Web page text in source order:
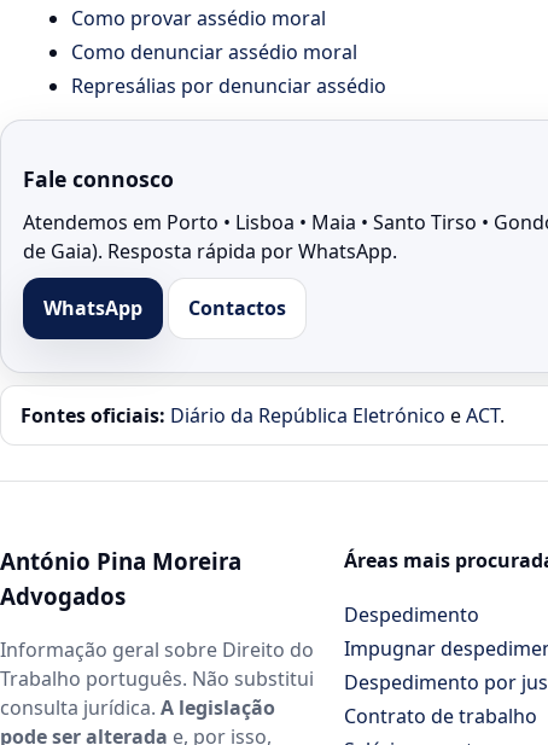
Como provar assédio moral
Como denunciar assédio moral
Represálias por denunciar assédio
Fale connosco
Atendemos em Porto • Lisboa • Maia • Santo Tirso •
de Gaia). Resposta rápida por WhatsApp.
WhatsApp Contactos
Fontes oficiais: Diário da República Eletrónico eACT.
António Pina Moreira
Advogados
Informação geral sobre Direito do
Trabalho português. Não substitui
consulta jurídica. A legislação
pode ser alterada e, por isso,
Áreas mais
Despedimento
Impugnar
Despedimento por
Contrato de trabalho